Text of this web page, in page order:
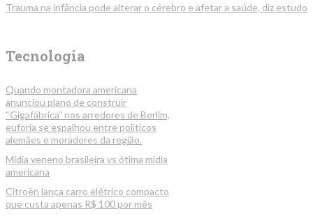
Trauma na infância pode alterar o cérebro e afetar a saúde, diz estudo
Tecnologia
Quando montadora americana
anunciou plano de construir
“Gigafábrica” nos arredores de Berlim,
euforia se espalhou entre políticos
alemães e moradores da região.
Mídia veneno brasileira vs ótima mídia
americana
Citroën lança carro elétrico compacto
que custa apenas R$ 100 por mês